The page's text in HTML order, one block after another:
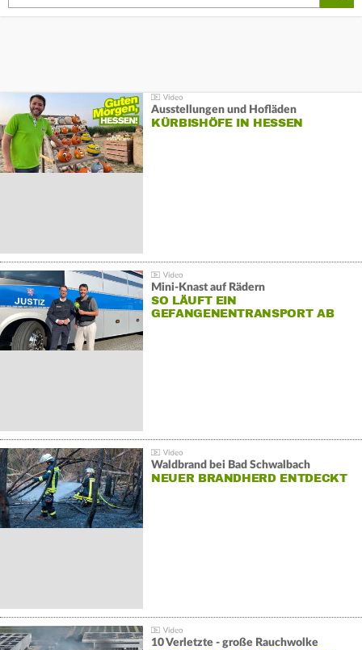
Ausstellungen und Hofläden
KÜRBISHÖFE IN HESSEN
Mini-Knast auf Rädern
SO LÄUFT EIN
GEFANGENENTRANSPORT AB
Waldbrand bei Bad Schwalbach
NEUER BRANDHERD ENTDECKT
10 Verletzte - große Rauchwolke